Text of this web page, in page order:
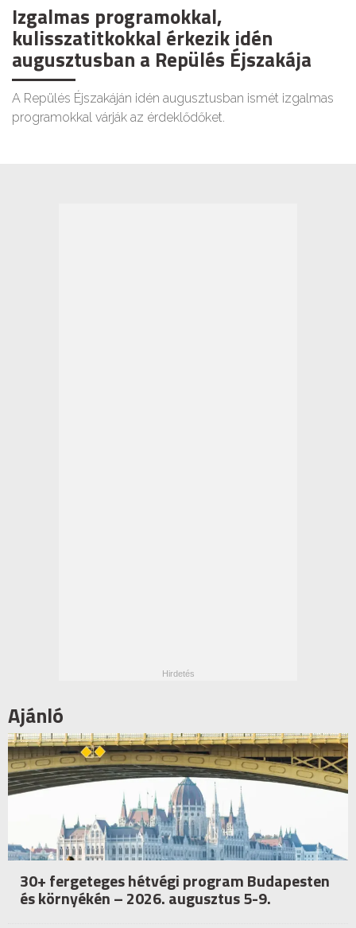
Izgalmas programokkal,
kulisszatitkokkal érkezik idén
augusztusban a Repülés Éjszakája
A Repülés Éjszakáján idén augusztusban ismét izgalmas
programokkal várják az érdeklődőket.
Ajánló
30+ fergeteges hétvégi program Budapesten
és környékén – 2026. augusztus 5-9.